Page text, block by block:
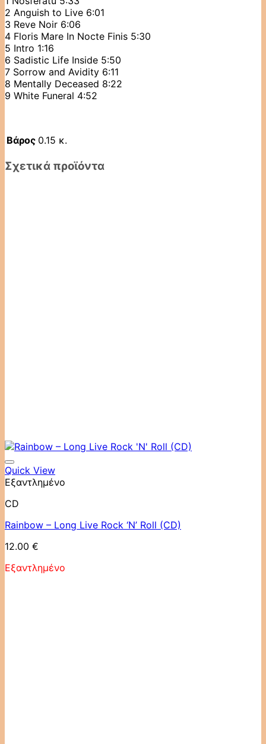
2 Anguish to Live 6:01
3 Reve Noir 6:06
4 Floris Mare In Nocte Finis 5:30
5 Intro 1:16
6 Sadistic Life Inside 5:50
7 Sorrow and Avidity 6:11
8 Mentally Deceased 8:22
9 White Funeral 4:52
Βάρος 0.15 κ.
Σχετικά προϊόντα
Quick View
Εξαντλημένο
CD
Rainbow ‎– Long Live Rock ‘N’ Roll (CD)
12.00 €
Εξαντλημένο